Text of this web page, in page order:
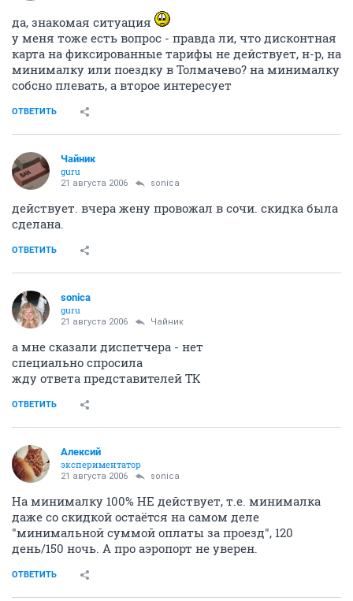
да, знакомая ситуация
у меня тоже есть вопрос - правда ли, что дисконтная
карта на фиксированные тарифы не действует, н-р, на
минималку или поездку в Толмачево? на минималку
собсно плевать, а второе интересует
ОТВЕТИТЬ
Чайник
guru
21 августа 2006 sonica
действует. вчера жену провожал в сочи. скидка была
сделана.
ОТВЕТИТЬ
sonica
guru
21 августа 2006 Чайник
а мне сказали диспетчера - нет
специально спросила
жду ответа представителей ТК
ОТВЕТИТЬ
Алексий
экспериментатор
21 августа 2006 sonica
На минималку 100% НЕ действует, т.е. минималка
даже со скидкой остаётся на самом деле
"минимальной суммой оплаты за проезд", 120
день/150 ночь. А про аэропорт не уверен.
ОТВЕТИТЬ